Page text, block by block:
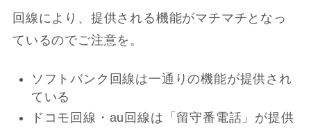
回線により、提供される機能がマチマチとなっ
ているのでご注意を。
ソフトバンク回線は一通りの機能が提供され
ている
ドコモ回線・au回線は「留守番電話」が提供